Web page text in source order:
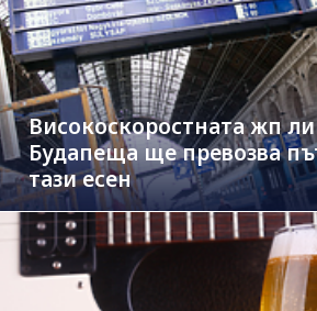
Високоскоростната жп
Будапеща ще превозва
тази есен